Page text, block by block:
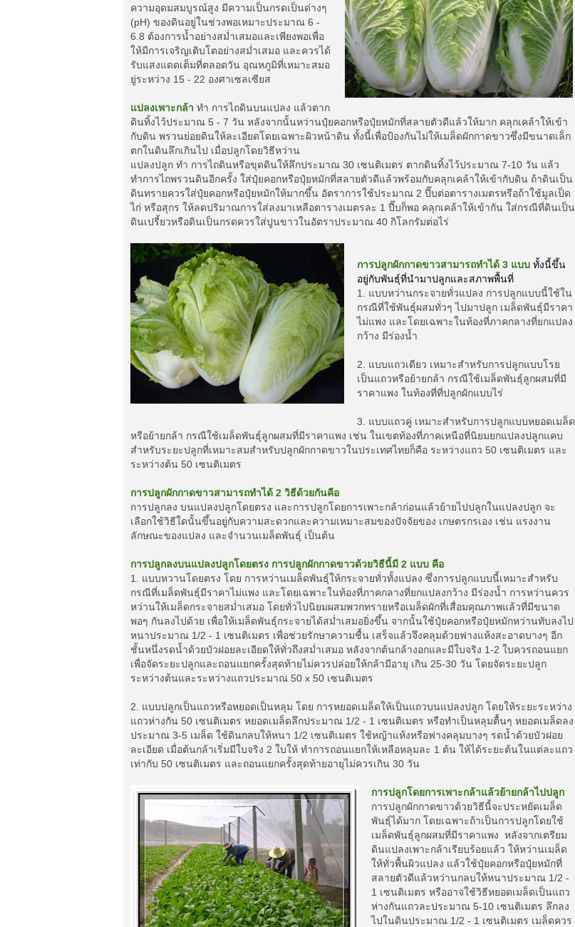
ความอุดมสมบูรณ์สูง มีความเป็นกรดเป็นด่างๆ
(pH) ของดินอยู่ในช่วงพอเหมาะประมาณ 6 -
6.8 ต้องการน้ำอย่างสม่ำเสมอและเพียงพอเพื่อ
ให้มีการเจริญเติบโตอย่างสม่ำเสมอ และควรได้
รับแสงแดดเต็มที่ตลอดวัน อุณหภูมิที่เหมาะสมอ
ยู่ระหว่าง 15 - 22 องศาเซลเซียส
แปลงเพาะกล้า ทำ การไถดินบนแปลง แล้วตาก
ดินทิ้งไว้ประมาณ 5 - 7 วัน หลังจากนั้นหว่านปุ๋ยคอกหรือปุ๋ยหมักที่สลายตัวดีแล้วให้มาก คลุกเคล้าให้เข้า
กับดิน พรวนย่อยดินให้ละเอียดโดยเฉพาะผิวหน้าดิน ทั้งนี้เพื่อป้องกันไม่ให้เมล็ดผักกาดขาวซึ่งมีขนาดเล็ก
ตกในดินลึกเกินไป เมื่อปลูกโดยวิธีหว่าน
แปลงปลูก ทำ การไถดินหรือขุดดินให้ลึกประมาณ 30 เซนติเมตร ตากดินทิ้งไว้ประมาณ 7-10 วัน แล้ว
ทำการไถพรวนดินอีกครั้ง ใส่ปุ๋ยคอกหรือปุ๋ยหมักที่สลายตัวดีแล้วพร้อมกับคลุกเคล้าให้เข้ากับดิน ถ้าดินเป็น
ดินทรายควรใส่ปุ๋ยคอกหรือปุ๋ยหมักให้มากขึ้น อัตราการใช้ประมาณ 2 ปี๊บต่อตารางเมตรหรือถ้าใช้มูลเป็ด
ไก่ หรือสุกร ให้ลดปริมาณการใส่ลงมาเหลือตารางเมตรละ 1 ปี๊บก็พอ คลุกเคล้าให้เข้ากัน ใส่กรณีที่ดินเป็น
ดินเปรี้ยวหรือดินเป็นกรดควรใส่ปูนขาวในอัตราประมาณ 40 กิโลกรัมต่อไร่
การปลูกผักกาดขาวสามารถทำได้ 3 แบบ ทั้งนี้ขึ้น
อยู่กับพันธุ์ที่นำมาปลูกและสภาพพื้นที่
1. แบบหว่านกระจายทั่วแปลง การปลูกแบบนี้ใช้ใน
กรณีที่ใช้พันธุ์ผสมทั่วๆ ไปมาปลูก เมล็ดพันธุ์มีราคา
ไม่แพง และโดยเฉพาะในท้องที่ภาคกลางที่ยกแปลง
กว้าง มีร่องน้ำ
2. แบบแถวเดียว เหมาะสำหรับการปลูกแบบโรย
เป็นแถวหรือย้ายกล้า กรณีใช้เมล็ดพันธุ์ลูกผสมที่มี
ราคาแพง ในท้องที่ที่ปลูกผักแบบไร่
3. แบบแถวคู่ เหมาะสำหรับการปลูกแบบหยอดเมล็ด
หรือย้ายกล้า กรณีใช้เมล็ดพันธุ์ลูกผสมที่มีราคาแพง เช่น ในเขตท้องที่ภาคเหนือที่นิยมยกแปลงปลูกแคบ
สำหรับระยะปลูกที่เหมาะสมสำหรับปลูกผักกาดขาวในประเทศไทยก็คือ ระหว่างแถว 50 เซนติเมตร และ
ระหว่างต้น 50 เซนติเมตร
การปลูกผักกาดขาวสามารถทำได้ 2 วิธีด้วยกันคือ
การปลูกลง บนแปลงปลูกโดยตรง และการปลูกโดยการเพาะกล้าก่อนแล้วย้ายไปปลูกในแปลงปลูก จะ
เลือกใช้วิธีใดนั้นขึ้นอยู่กับความสะดวกและความเหมาะสมของปัจจัยของ เกษตรกรเอง เช่น แรงงาน
ลักษณะของแปลง และจำนวนเมล็ดพันธุ์ เป็นต้น
การปลูกลงบนแปลงปลูกโดยตรง การปลูกผักกาดขาวด้วยวิธีนี้มี 2 แบบ คือ
1. แบบหวานโดยตรง โดย การหว่านเมล็ดพันธุ์ให้กระจายทั่วทั้งแปลง ซึ่งการปลูกแบบนี้เหมาะสำหรับ
กรณีที่เมล็ดพันธุ์มีราคาไม่แพง และโดยเฉพาะในท้องที่ภาคกลางที่ยกแปลงกว้าง มีร่องน้ำ การหว่านควร
หว่านให้เมล็ดกระจายสม่ำเสมอ โดยทั่วไปนิยมผสมพวกทรายหรือเมล็ดผักที่เสื่อมคุณภาพแล้วที่มีขนาด
พอๆ กันลงไปด้วย เพื่อให้เมล็ดพันธุ์กระจายได้สม่ำเสมอยิ่งขึ้น จากนั้นใช้ปุ๋ยคอกหรือปุ๋ยหมักหว่านทับลงไป
หนาประมาณ 1/2 - 1 เซนติเมตร เพื่อช่วยรักษาความชื้น เสร็จแล้วจึงคลุมด้วยฟางแห้งสะอาดบางๆ อีก
ชั้นหนึ่งรดน้ำด้วยบัวฝอยละเอียดให้ทั่วถึงสม่ำเสมอ หลังจากต้นกล้างอกและมีใบจริง 1-2 ใบควรถอนแยก
เพื่อจัดระยะปลูกและถอนแยกครั้งสุดท้ายไม่ควรปล่อยให้กล้ามีอายุ เกิน 25-30 วัน โดยจัดระยะปลูก
ระหว่างต้นและระหว่างแถวประมาณ 50 x 50 เซนติเมตร
2. แบบปลูกเป็นแถวหรือหยอดเป็นหลุม โดย การหยอดเมล็ดให้เป็นแถวบนแปลงปลูก โดยให้ระยะระหว่าง
แถวห่างกัน 50 เซนติเมตร หยอดเมล็ดลึกประมาณ 1/2 - 1 เซนติเมตร หรือทำเป็นหลุมตื้นๆ หยอดเมล็ดลง
ประมาณ 3-5 เมล็ด ใช้ดินกลบให้หนา 1/2 เซนติเมตร ใช้หญ้าแห้งหรือฟางคลุมบางๆ รดน้ำด้วยบัวฝอย
ละเอียด เมื่อต้นกล้าเริ่มมีใบจริง 2 ใบให้ ทำการถอนแยกให้เหลือหลุมละ 1 ต้น ให้ได้ระยะต้นในแต่ละแถว
เท่ากับ 50 เซนติเมตร และถอนแยกครั้งสุดท้ายอายุไม่ควรเกิน 30 วัน
การปลูกโดยการเพาะกล้าแล้วย้ายกล้าไปปลูก
การปลูกผักกาดขาวด้วยวิธีนี้จะประหยัดเมล็ด
พันธุ์ได้มาก โดยเฉพาะถ้าเป็นการปลูกโดยใช้
เมล็ดพันธุ์ลูกผสมที่มีราคาแพง หลังจากเตรียม
ดินแปลงเพาะกล้าเรียบร้อยแล้ว ให้หว่านเมล็ด
ให้ทั่วพื้นผิวแปลง แล้วใช้ปุ๋ยคอกหรือปุ๋ยหมักที่
สลายตัวดีแล้วหว่านกลบให้หนาประมาณ 1/2 -
1 เซนติเมตร หรืออาจใช้วิธีหยอดเมล็ดเป็นแถว
ห่างกันแถวละประมาณ 5-10 เซนติเมตร ลึกลง
ไปในดินประมาณ 1/2 - 1 เซนติเมตร เมล็ดควร